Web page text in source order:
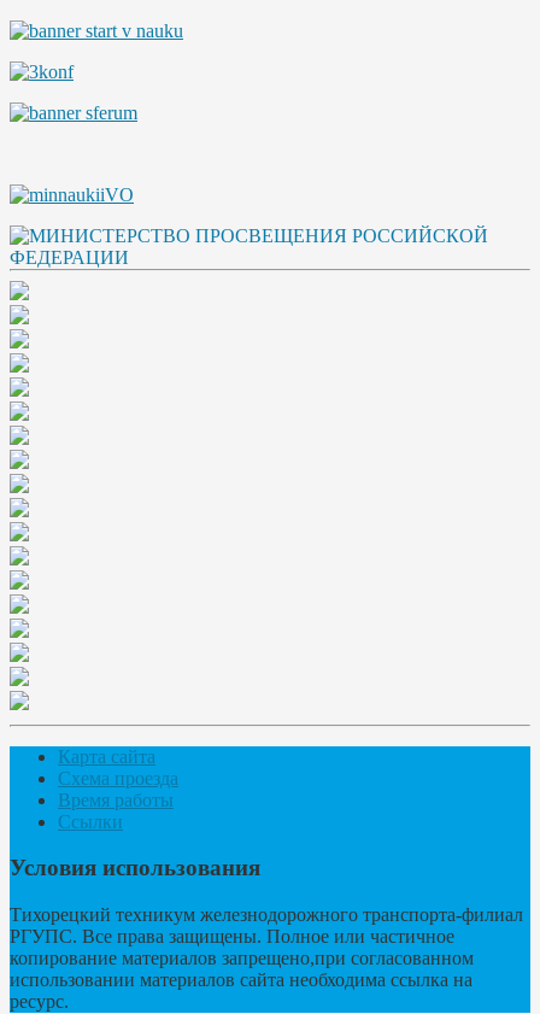
Карта сайта
Схема проезда
Время работы
Ссылки
Условия использования
Тихорецкий техникум железнодорожного транспорта-филиал
РГУПС. Все права защищены. Полное или частичное
копирование материалов запрещено,при согласованном
использовании материалов сайта необходима ссылка на
ресурс.